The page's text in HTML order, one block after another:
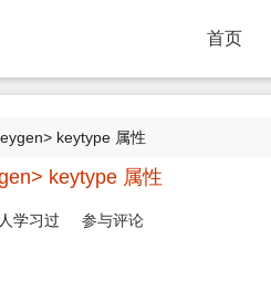
首页
keytype 属性
keytype 属性
人学习过 参与评论